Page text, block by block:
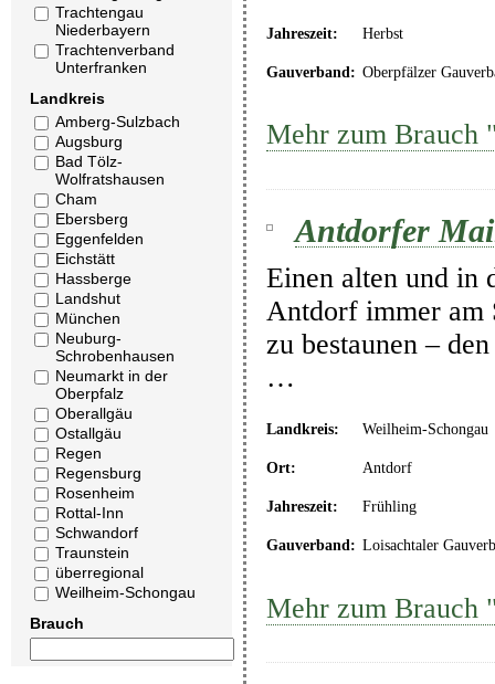
Trachtengau
Niederbayern
Trachtenverband
Unterfranken
Landkreis
Amberg-Sulzbach
Augsburg
Bad Tölz-
Wolfratshausen
Cham
Ebersberg
Eggenfelden
Eichstätt
Hassberge
Landshut
München
Neuburg-
Schrobenhausen
Neumarkt in der
Oberpfalz
Oberallgäu
Ostallgäu
Regen
Regensburg
Rosenheim
Rottal-Inn
Schwandorf
Traunstein
überregional
Weilheim-Schongau
Brauch
Jahreszeit: Herbst
Gauverband: Oberpfälzer
Mehr zum
Antdorfer
Einen alten und in
Antdorf immer am
zu bestaunen –
…
Landkreis: Weilheim-Schongau
Ort: Antdorf
Jahreszeit: Frühling
Gauverband: Loisachtaler
Mehr zum